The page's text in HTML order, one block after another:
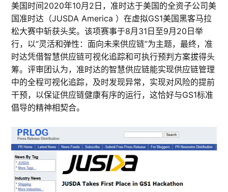
美国时间2020年10月2日，准时达于美国的全资子公司美
国准时达（JUSDA America ）在虚拟GS1美国黑客马拉
松大赛中斩获头奖。该项赛事于8月31日至9月20日举
行，以“灵活和弹性：面向未来供应链”为主题，最终，准
时达凭借智慧供应链可视化追踪和可执行预判方案拔得头
筹。评审团认为，准时达的智慧供应链能实现供应链管理
中的全程可视化追踪，及时发现异常，实现对风险的提前
干预，以保证供应链健康有序的运行，这恰好与GS1标准
倡导的精神相契合。